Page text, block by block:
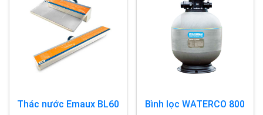
Thác nước Emaux BL60 Bình lọc WATERCO 800